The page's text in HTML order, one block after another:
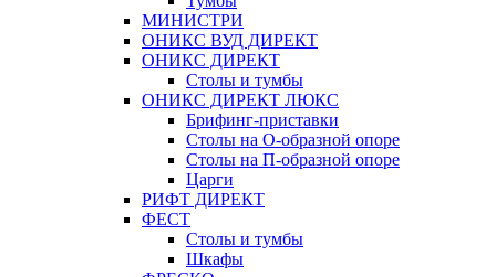
МИНИСТРИ
ОНИКС ВУД ДИРЕКТ
ОНИКС ДИРЕКТ
Столы и тумбы
ОНИКС ДИРЕКТ ЛЮКС
Брифинг-приставки
Столы на О-образной опоре
Столы на П-образной опоре
Царги
РИФТ ДИРЕКТ
ФЕСТ
Столы и тумбы
Шкафы